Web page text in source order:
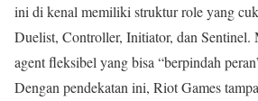
ini di kenal memiliki struktur role yang
Duelist, Controller, Initiator, dan Sentinel.
agent fleksibel yang bisa “berpindah
Dengan pendekatan ini, Riot Games